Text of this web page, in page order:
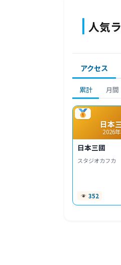
人気
アクセス
累計 月間
日本
2026
日本三國
スタジオカフカ
352